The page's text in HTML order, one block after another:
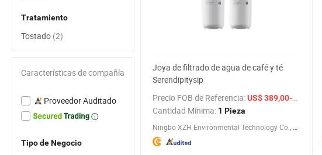
Joya de filtrado de agua de café y té
Serendipitysip
Precio FOB de Referencia:US$ 389,00-399,00
Cantidad Mínima: 1 Pieza
Tratamiento
Tostado (2)
Características de compañía
Proveedor Auditado
Tipo de Negocio